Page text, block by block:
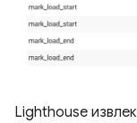
Lighthouse